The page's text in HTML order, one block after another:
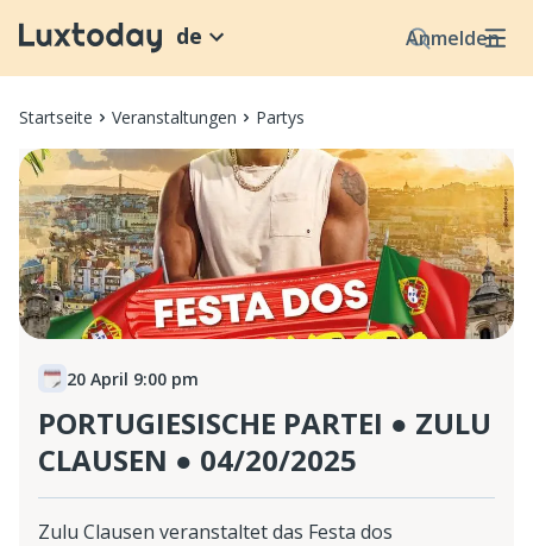
Anmelden
de
Startseite Veranstaltungen Partys
20 April 9:00 pm
PORTUGIESISCHE PARTEI ● ZULU
CLAUSEN ● 04/20/2025
Zulu Clausen veranstaltet das Festa dos